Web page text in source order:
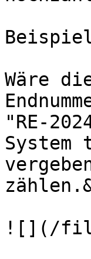
Wäre
"RE-
System
![](/